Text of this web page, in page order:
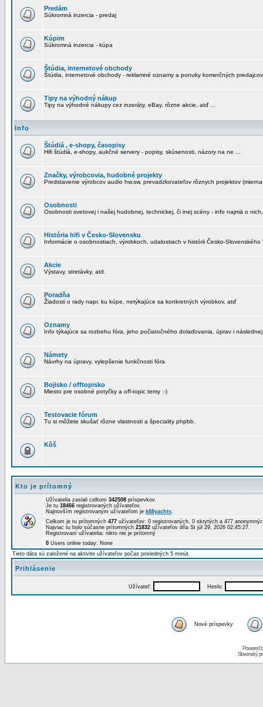
Predám
Súkromná inzercia - predaj
Kúpim
Súkromná inzercia - kúpa
Štúdia, internetové obchody
Štúdia, internetové obchody - reklamné oznamy a ponuky komerčných predajcov
Tipy na výhodný nákup
Tipy na výhodné nákupy cez inzeráty, eBay, rôzne akcie, atď ...
Info
Štúdiá , e-shopy, časopisy
Hifi štúdiá, e-shopy, aukčné servery - popisy, skúsenosti, názory na ne ...
Značky, výrobcovia, hudobné projekty
Predstavenie výrobcov audio hw,sw, prevadzkovateľov rôznych projektov
Osobnosti
Osobnosti svetovej i našej hudobnej, technickej, či inej scény - info najmä o
História hifi v Česko-Slovensku
Informácie o osobnostiach, výrobkoch, udalostiach v histórii Česko-Slovenského
Akcie
Výstavy, stretávky, atd.
Poradňa
Žiadosti o rady napr. ku kúpe, netýkajúce sa konkretných výrobkov, atď
Oznamy
Info týkajúce sa rozbehu fóra, jeho počiatočného dolaďovania, úprav i
Námety
Návrhy na úpravy, vylepšenie funkčnosti fóra
Bojisko / offtopisko
Miesto pre osobné potyčky a off-topic temy :-)
Testovacie fórum
Tu si môžete skušať rôzne vlastnosti a špeciality phpbb.
Kôš
Kto je prítomný
Užívatelia zaslali celkom 342508 príspevkov.
Je tu 18466 registrovaných užívateľov.
Najnovším registrovaným užívateľom je k88yachts.
Celkom je tu prítomných 477 užívateľov: 0 registrovaných, 0 skrytých a 477
Najviac tu bolo súčasne prítomných 21832 užívateľov dňa St júl 29, 2026 02:45:27.
Registrovaní užívatelia: nikto nie je prítomný
0 Users online today: None
Tieto dáta sú založené na aktivite užívateľov počas posledných 5 minút.
Prihlásenie
Užívateľ: Heslo:
Nové príspevky
Powered
Slovenský